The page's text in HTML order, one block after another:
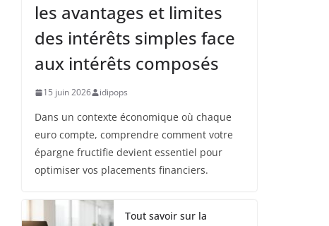
les avantages et limites
des intérêts simples face
aux intérêts composés
15 juin 2026 idipops
Dans un contexte économique où chaque
euro compte, comprendre comment votre
épargne fructifie devient essentiel pour
optimiser vos placements financiers.
Tout savoir sur la